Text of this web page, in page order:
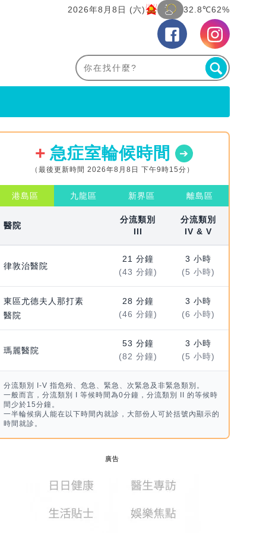
2026年8月8日 (六) 32.8℃62%
急症室輪候時間
（最後更新時間 2026年8月8日 下午9時15分）
港島區 九龍區 新界區 離島區
醫院
分流類別
III
分流類別
IV & V
律敦治醫院
21 分鐘
(43 分鐘)
3 小時
(5 小時)
東區尤德夫人那打素
醫院
28 分鐘
(46 分鐘)
3 小時
(6 小時)
瑪麗醫院
53 分鐘
(82 分鐘)
3 小時
(5 小時)
分流類別 I-V 指危殆、危急、緊急、次緊急及非緊急類別。
一般而言，分流類別 I 等候時間為0分鐘，分流類別 II 的等候時
間少於15分鐘。
一半輪候病人能在以下時間內就診，大部份人可於括號內顯示的
時間就診。
廣告